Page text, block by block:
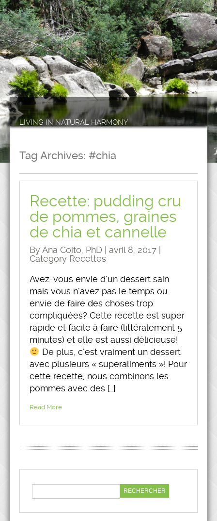
LIVING IN NATURAL HARMONY
Tag Archives: #chia
Recette: pudding cru
de pommes, graines
de chia et cannelle
By Ana Coito, PhD | avril 8, 2017 |
Category Recettes
Avez-vous envie d’un dessert sain
mais vous n’avez pas le temps ou
envie de faire des choses trop
compliquées? Cette recette est super
rapide et facile à faire (littéralement 5
minutes) et elle est aussi délicieuse!
De plus, c’est vraiment un dessert
avec plusieurs « superaliments »! Pour
cette recette, nous combinons les
pommes avec des […]
Read More